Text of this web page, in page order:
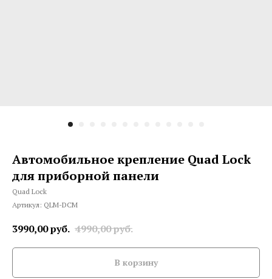
Автомобильное крепление Quad Lock
для приборной панели
Quad Lock
Артикул: QLM-DCM
3990,00руб. 4990,00руб.
В корзину